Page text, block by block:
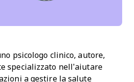
psicologo clinico, autore,
specializzato nell’aiutare
a gestire la salute